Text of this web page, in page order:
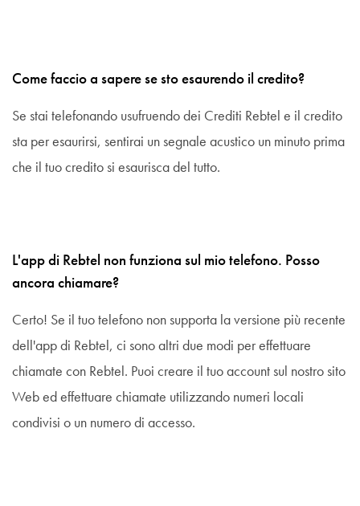
Come faccio a sapere se sto esaurendo il credito?
Se stai telefonando usufruendo dei Crediti Rebtel e il credito
sta per esaurirsi, sentirai un segnale acustico un minuto prima
che il tuo credito si esaurisca del tutto.
L'app di Rebtel non funziona sul mio telefono. Posso
ancora chiamare?
Certo! Se il tuo telefono non supporta la versione più recente
dell'app di Rebtel, ci sono altri due modi per effettuare
chiamate con Rebtel. Puoi creare il tuo account sul nostro sito
Web ed effettuare chiamate utilizzando numeri locali
condivisi o un numero di accesso.